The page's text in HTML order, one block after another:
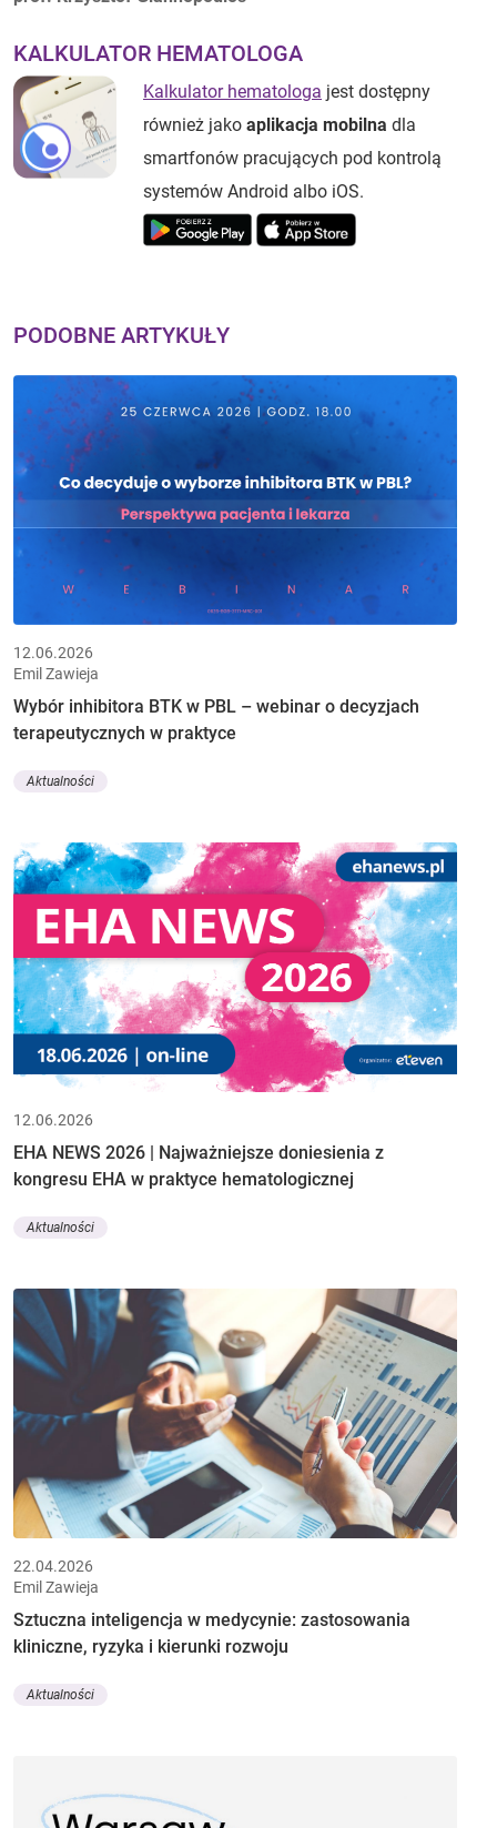
KALKULATOR HEMATOLOGA
Kalkulator hematologa jest dostępny
również jako aplikacja mobilna dla
smartfonów pracujących pod kontrolą
systemów Android albo iOS.
PODOBNE ARTYKUŁY
12.06.2026
Emil Zawieja
Wybór inhibitora BTK w PBL – webinar o decyzjach
terapeutycznych w praktyce
Aktualności
12.06.2026
EHA NEWS 2026 | Najważniejsze doniesienia z
kongresu EHA w praktyce hematologicznej
Aktualności
22.04.2026
Emil Zawieja
Sztuczna inteligencja w medycynie: zastosowania
kliniczne, ryzyka i kierunki rozwoju
Aktualności